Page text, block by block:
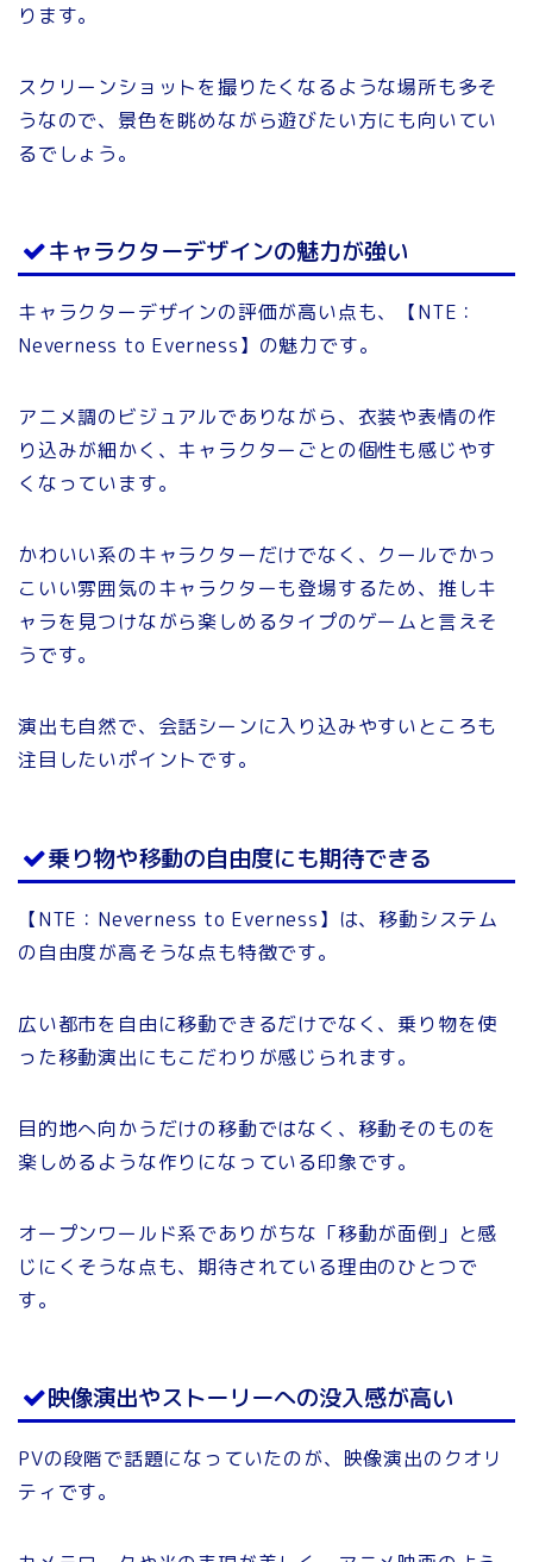
ります。
スクリーンショットを撮りたくなるような場所も多そ
うなので、景色を眺めながら遊びたい方にも向いてい
るでしょう。
キャラクターデザインの魅力が強い
キャラクターデザインの評価が高い点も、【NTE：
Neverness to Everness】の魅力です。
アニメ調のビジュアルでありながら、衣装や表情の作
り込みが細かく、キャラクターごとの個性も感じやす
くなっています。
かわいい系のキャラクターだけでなく、クールでかっ
こいい雰囲気のキャラクターも登場するため、推しキ
ャラを見つけながら楽しめるタイプのゲームと言えそ
うです。
演出も自然で、会話シーンに入り込みやすいところも
注目したいポイントです。
乗り物や移動の自由度にも期待できる
【NTE：Neverness to Everness】は、移動システム
の自由度が高そうな点も特徴です。
広い都市を自由に移動できるだけでなく、乗り物を使
った移動演出にもこだわりが感じられます。
目的地へ向かうだけの移動ではなく、移動そのものを
楽しめるような作りになっている印象です。
オープンワールド系でありがちな「移動が面倒」と感
じにくそうな点も、期待されている理由のひとつで
す。
映像演出やストーリーへの没入感が高い
PVの段階で話題になっていたのが、映像演出のクオリ
ティです。